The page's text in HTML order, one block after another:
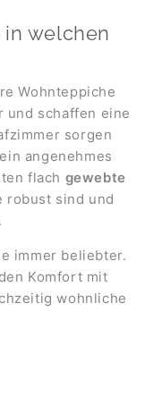
welchen
Wohnteppiche
und schaffen eine
sorgen
angenehmes
flach gewebte
robust sind und
immer beliebter.
Komfort mit
wohnliche